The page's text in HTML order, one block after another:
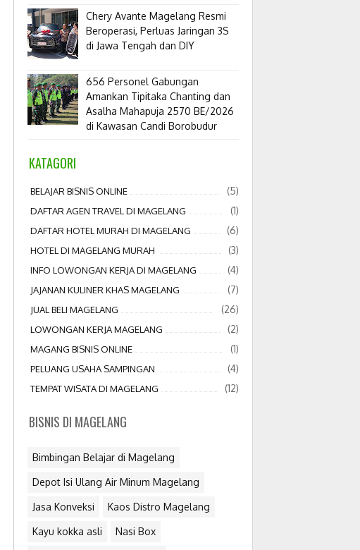
​Chery Avante Magelang Resmi
Beroperasi, Perluas Jaringan 3S
di Jawa Tengah dan DIY
656 Personel Gabungan
Amankan Tipitaka Chanting dan
Asalha Mahapuja 2570 BE/2026
di Kawasan Candi Borobudur
KATAGORI
BELAJAR BISNIS ONLINE (5)
DAFTAR AGEN TRAVEL DI MAGELANG (1)
DAFTAR HOTEL MURAH DI MAGELANG (6)
HOTEL DI MAGELANG MURAH (3)
INFO LOWONGAN KERJA DI MAGELANG (4)
JAJANAN KULINER KHAS MAGELANG (7)
JUAL BELI MAGELANG (26)
LOWONGAN KERJA MAGELANG (2)
MAGANG BISNIS ONLINE (1)
PELUANG USAHA SAMPINGAN (4)
TEMPAT WISATA DI MAGELANG (12)
BISNIS DI MAGELANG
Bimbingan Belajar di Magelang
Depot Isi Ulang Air Minum Magelang
Jasa Konveksi Kaos Distro Magelang
Kayu kokka asli Nasi Box